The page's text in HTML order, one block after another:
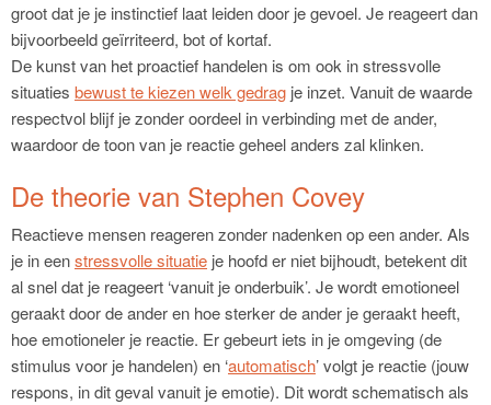
groot dat je je instinctief laat leiden door je gevoel. Je reageert dan
bijvoorbeeld geïrriteerd, bot of kortaf.
De kunst van het proactief handelen is om ook in stressvolle
situaties bewust te kiezen welk gedrag je inzet. Vanuit de waarde
respectvol blijf je zonder oordeel in verbinding met de ander,
waardoor de toon van je reactie geheel anders zal klinken.
De theorie van Stephen Covey
Reactieve mensen reageren zonder nadenken op een ander. Als
je in eenstressvolle situatie je hoofd er niet bijhoudt, betekent dit
al snel dat je reageert ‘vanuit je onderbuik’. Je wordt emotioneel
geraakt door de ander en hoe sterker de ander je geraakt heeft,
hoe emotioneler je reactie. Er gebeurt iets in je omgeving (de
stimulus voor je handelen) en ‘automatisch’ volgt je reactie (jouw
respons, in dit geval vanuit je emotie). Dit wordt schematisch als